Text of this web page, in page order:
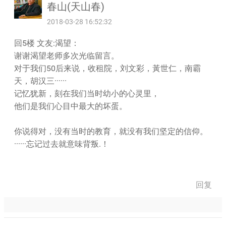
春山(天山春)
2018-03-28 16:52:32
回5楼 文友:渴望：
谢谢渴望老师多次光临留言。
对于我们50后来说，收租院，刘文彩，黃世仁，南霸
天，胡汉三······
记忆犹新，刻在我们当时幼小的心灵里，
他们是我们心目中最大的坏蛋。
你说得对，没有当时的教育，就没有我们坚定的信仰。
······忘记过去就意味背叛.！
回复